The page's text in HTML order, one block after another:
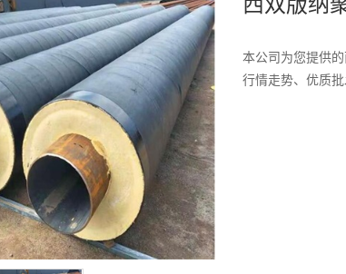
本公司为您提供
行情走势、优质